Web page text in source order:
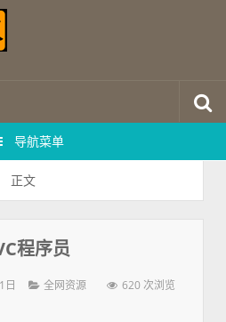
导航菜单
正文
程序员
日 全网资源 620 次浏览